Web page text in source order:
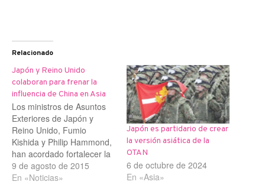
Relacionado
Japón y Reino Unido
colaboran para frenar la
influencia de China en Asia
Los ministros de Asuntos
Exteriores de Japón y
Reino Unido, Fumio
Kishida y Philip Hammond,
han acordado fortalecer la
cooperación con el fin de
mantener "la supremacía
9 de agosto de 2015
En «Noticias»
Japón es partidario de crear
la versión asiática de la
OTAN
6 de octubre de 2024
En «Asia»